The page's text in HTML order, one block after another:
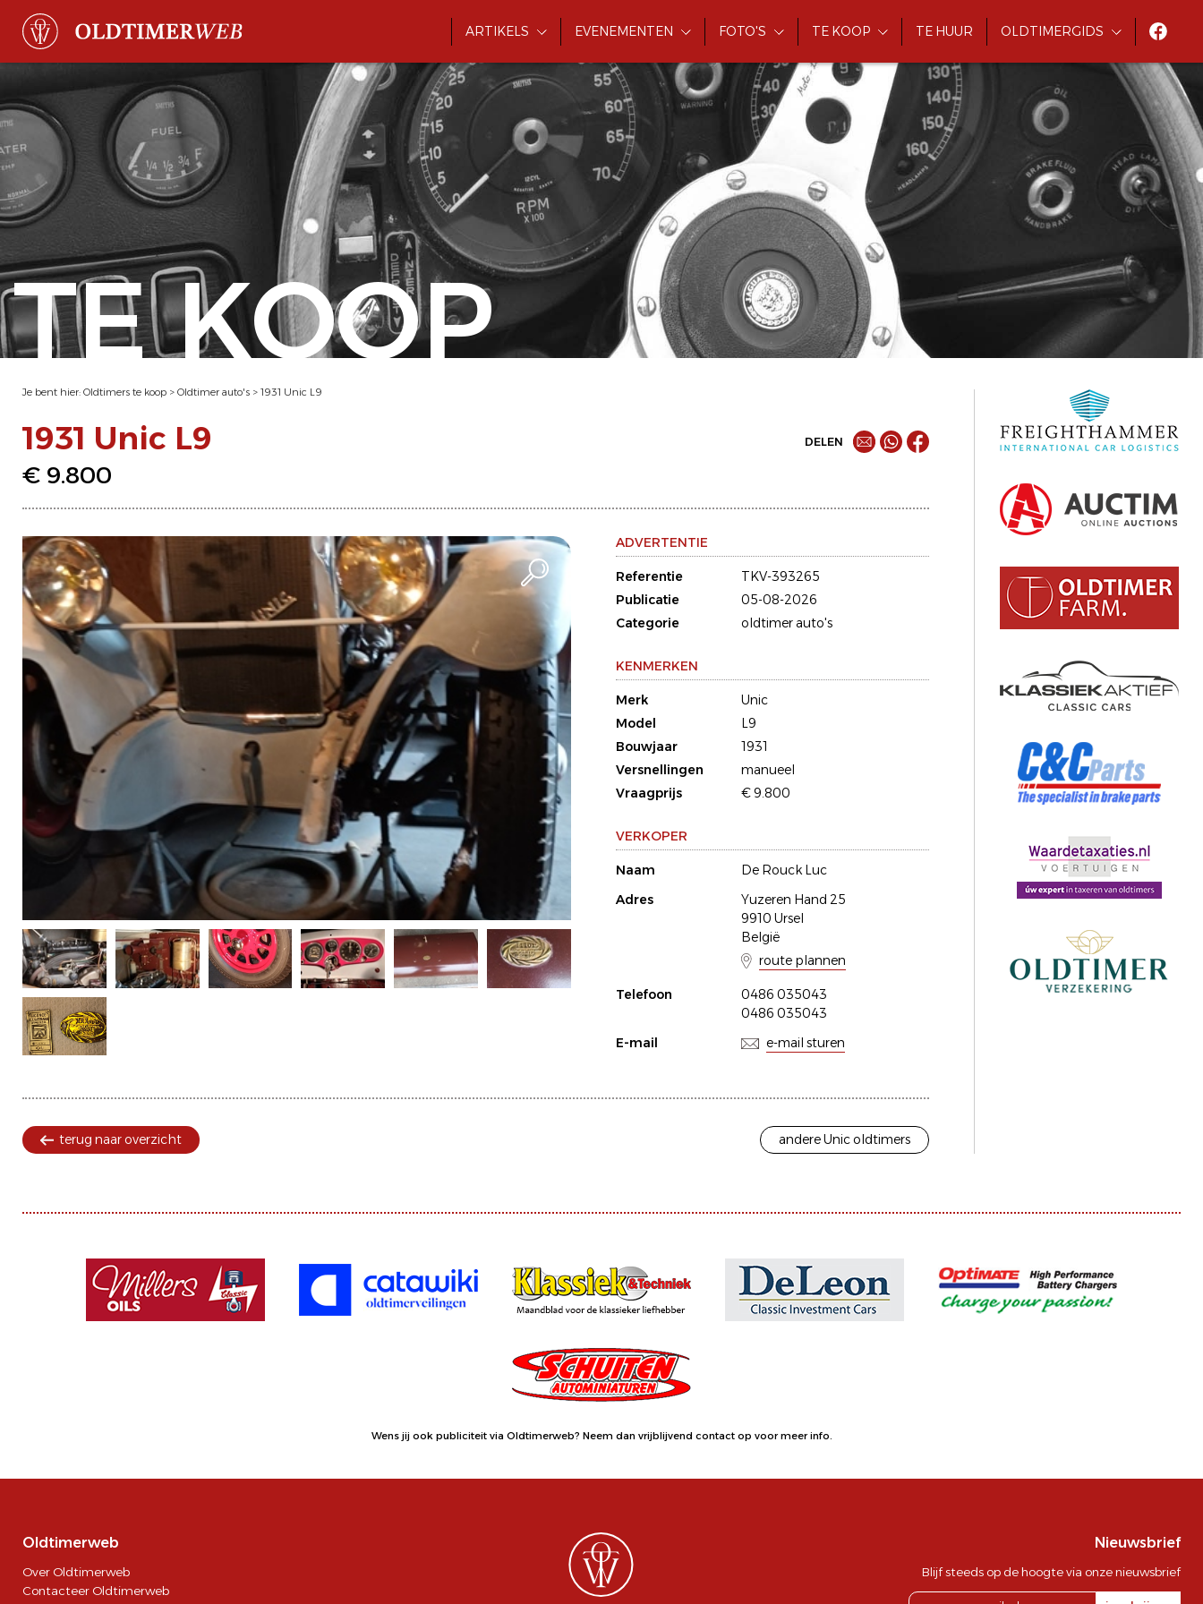
ARTIKELS EVENEMENTEN FOTO'S TE KOOP TE HUUR OLDTIMERGIDS
TE KOOP
Je bent hier: Oldtimers te koop > Oldtimer auto's > 1931 Unic L9
1931 Unic L9
€ 9.800
DELEN
ADVERTENTIE
Referentie
TKV-393265
Publicatie
05-08-2026
Categorie
oldtimer auto's
KENMERKEN
Merk
Unic
Model
L9
Bouwjaar
1931
Versnellingen
manueel
Vraagprijs
€ 9.800
VERKOPER
Naam
De Rouck Luc
Adres
Yuzeren Hand 25
9910 Ursel
België
route plannen
Telefoon
0486 035043
0486 035043
E-mail
e-mail sturen
terug naar overzicht andere Unic oldtimers
Wens jij ook publiciteit via Oldtimerweb? Neem dan vrijblijvend contact op voor meer info.
Oldtimerweb
Over Oldtimerweb
Contacteer Oldtimerweb
Nieuwsbrief
Blijf steeds op de hoogte via onze nieuwsbrief